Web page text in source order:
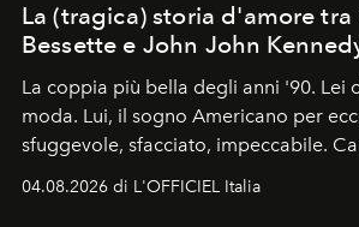
La (tragica) storia d'amore tra
Bessette e John John
La coppia più bella degli anni '90. Lei
moda. Lui, il sogno Americano per
sfuggevole, sfacciato, impeccabile.
John John Kennedy sono i
04.08.2026 di L'OFFICIEL Italia